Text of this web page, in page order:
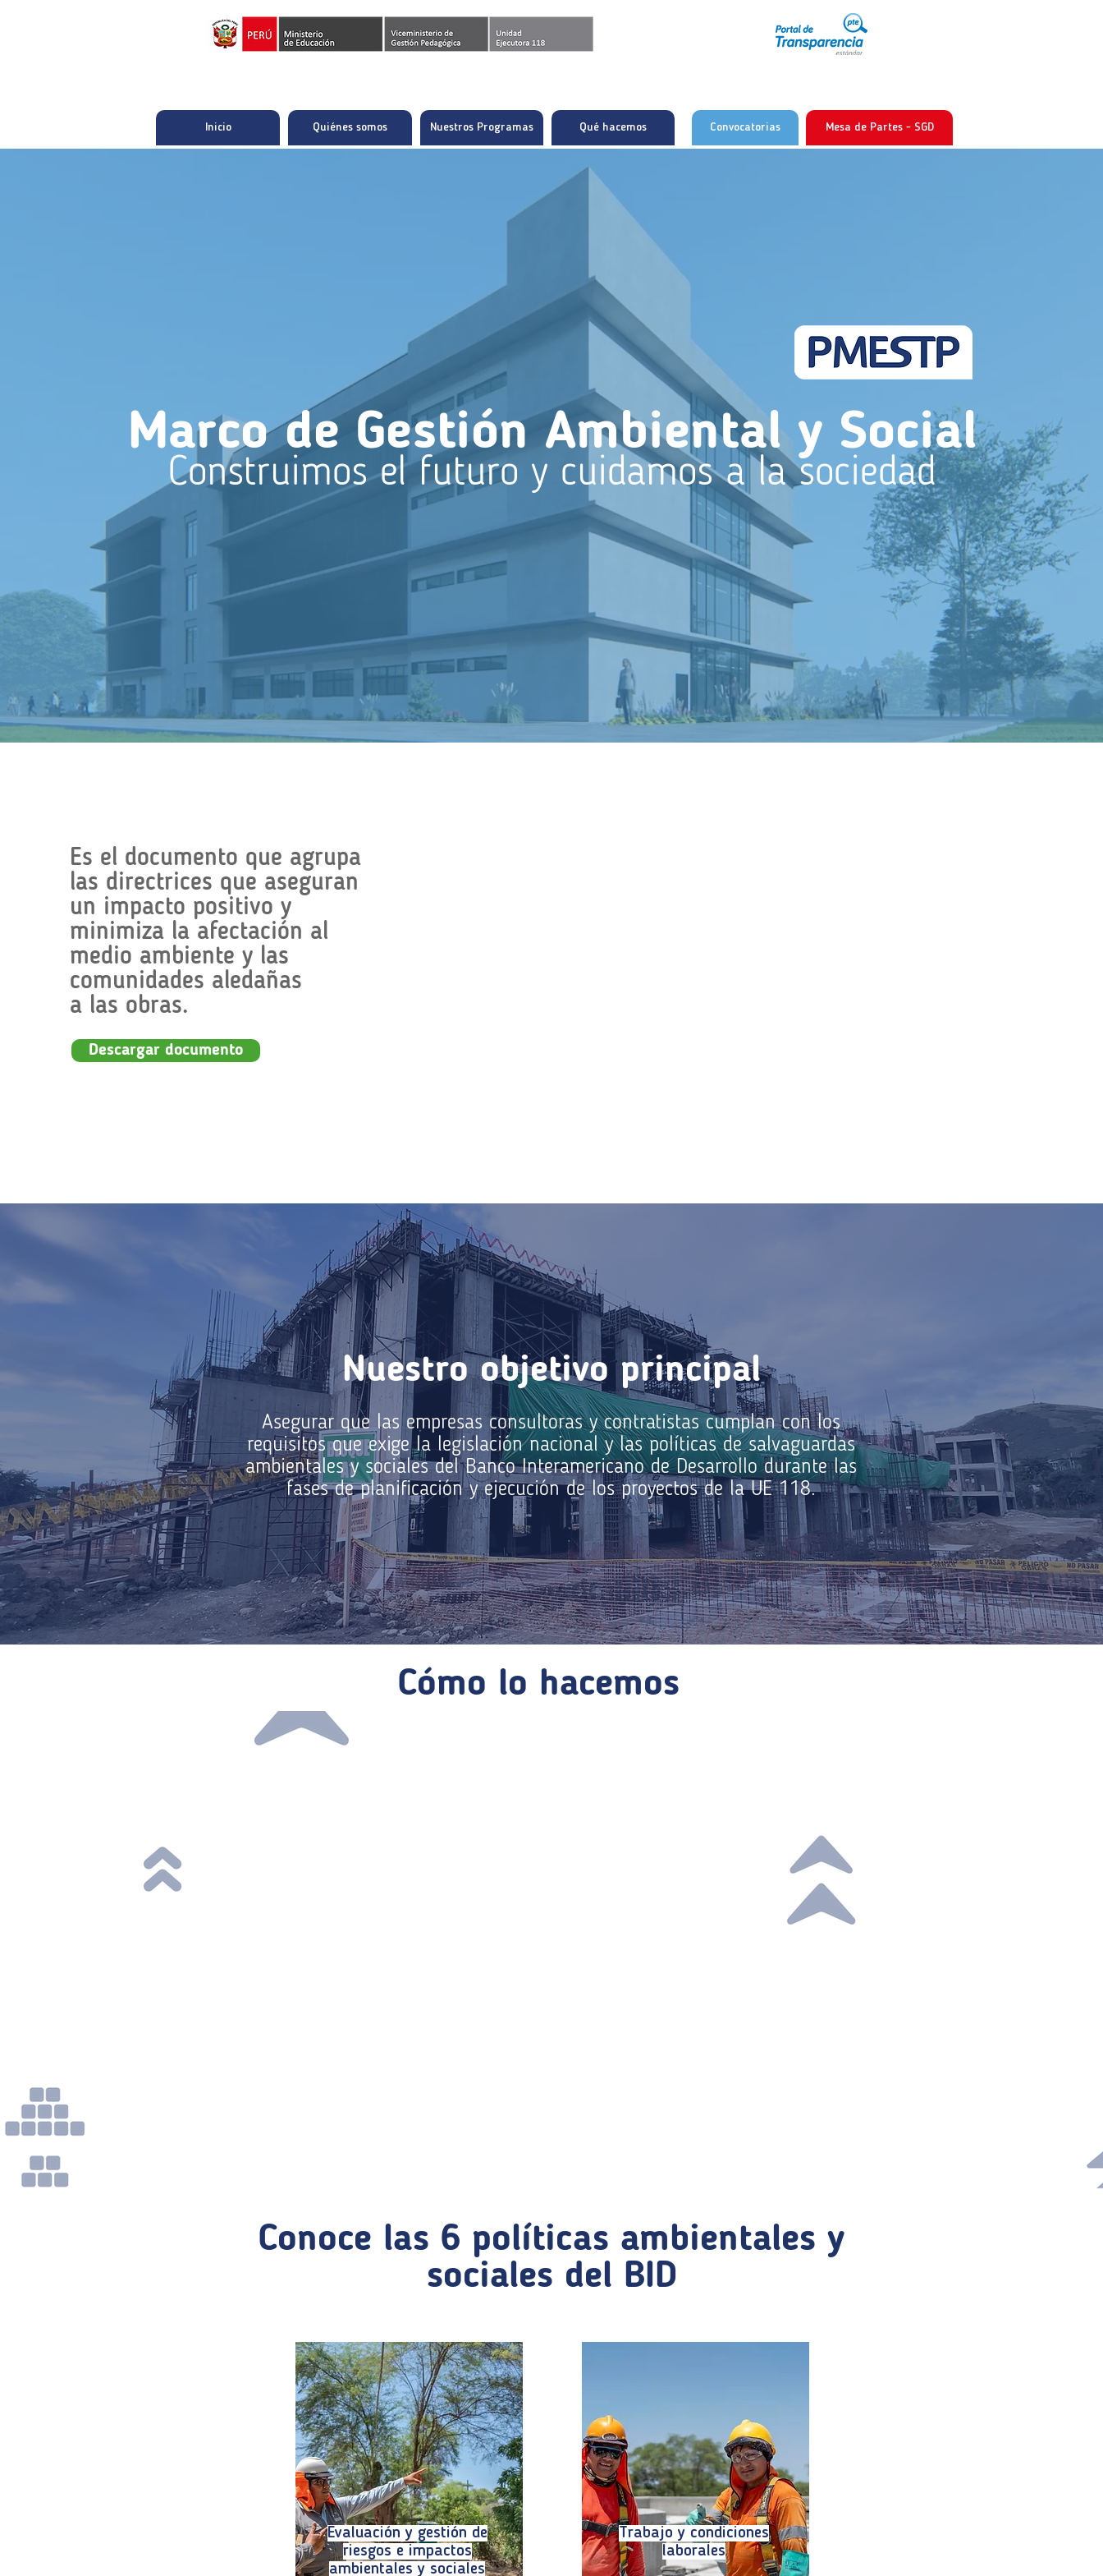
Inicio Quiénes somos Nuestros Programas Qué hacemos Convocatorias Mesa de Partes - SGD
Marco de Gestión Ambiental y Social
Construimos el futuro y cuidamos a la sociedad
Es el documento que agrupa
las directrices que aseguran
un impacto positivo y
minimiza la afectación al
medio ambiente y las
comunidades aledañas
a las obras.
Descargar documento
Nuestro objetivo principal
Asegurar que las empresas consultoras y contratistas cumplan con los
requisitos que exige la legislación nacional y las políticas de salvaguardas
ambientales y sociales del Banco Interamericano de Desarrollo durante las
fases de planificación y ejecución de los proyectos de la UE 118.
Cómo lo hacemos
Conoce las 6 políticas ambientales y
sociales del BID
Evaluación y gestión de
riesgos e impactos
ambientales y sociales
Trabajo y condiciones
laborales